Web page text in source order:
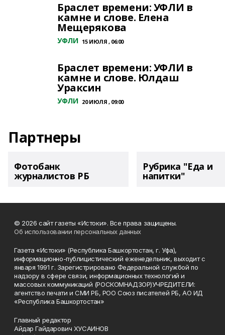
Браслет времени: УФЛИ в
камне и слове. Елена
Мещерякова
УФЛИ 15 ИЮЛЯ , 06:00
Браслет времени: УФЛИ в
камне и слове. Юлдаш
Ураксин
УФЛИ 20 ИЮЛЯ , 09:00
Партнеры
Фотобанк
журналистов РБ
Рубрика "Еда и
напитки"
© 2026 сайт газеты «Истоки». Все права защищены.
Об использовании персональных данных
Газета «Истоки» (Республика Башкортостан, г. Уфа),
информационно-публицистический еженедельник, выходит с
января 1991 г. Зарегистрировано Федеральной службой по
надзору в сфере связи, информационных технологий и
массовых коммуникаций (РОСКОМНАДЗОР)УЧРЕДИТЕЛИ:
агентство печати и СМИ РБ, РОО Союз писателей РБ, АО ИД
«Республика Башкортостан»
Главный редактор
Айдар Гайдарович ХУСАИНОВ